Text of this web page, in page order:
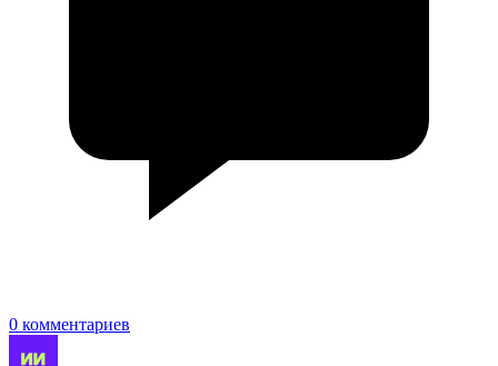
0 комментариев